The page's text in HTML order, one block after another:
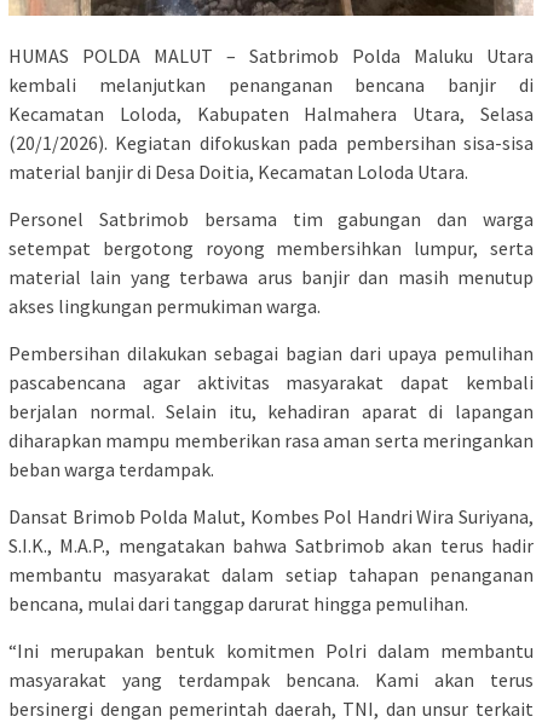
HUMAS POLDA MALUT – Satbrimob Polda Maluku Utara
kembali melanjutkan penanganan bencana banjir di
Kecamatan Loloda, Kabupaten Halmahera Utara, Selasa
(20/1/2026). Kegiatan difokuskan pada pembersihan sisa-sisa
material banjir di Desa Doitia, Kecamatan Loloda Utara.
Personel Satbrimob bersama tim gabungan dan warga
setempat bergotong royong membersihkan lumpur, serta
material lain yang terbawa arus banjir dan masih menutup
akses lingkungan permukiman warga.
Pembersihan dilakukan sebagai bagian dari upaya pemulihan
pascabencana agar aktivitas masyarakat dapat kembali
berjalan normal. Selain itu, kehadiran aparat di lapangan
diharapkan mampu memberikan rasa aman serta meringankan
beban warga terdampak.
Dansat Brimob Polda Malut, Kombes Pol Handri Wira Suriyana,
S.I.K., M.A.P., mengatakan bahwa Satbrimob akan terus hadir
membantu masyarakat dalam setiap tahapan penanganan
bencana, mulai dari tanggap darurat hingga pemulihan.
“Ini merupakan bentuk komitmen Polri dalam membantu
masyarakat yang terdampak bencana. Kami akan terus
bersinergi dengan pemerintah daerah, TNI, dan unsur terkait